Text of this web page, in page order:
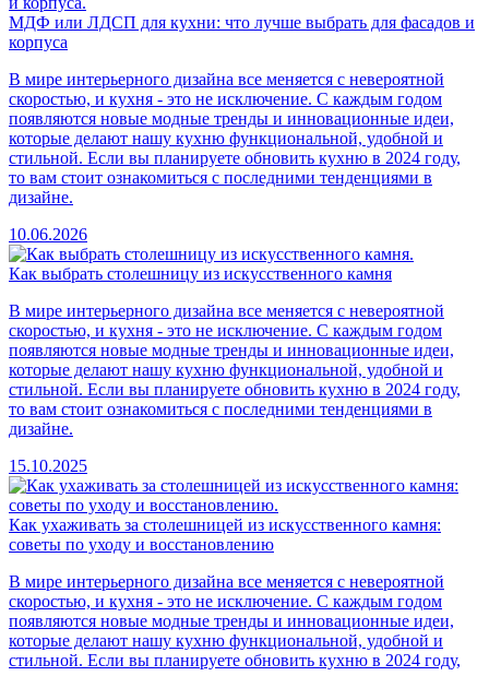
МДФ или ЛДСП для кухни: что лучше выбрать для фасадов и
корпуса
В мире интерьерного дизайна все меняется с невероятной
скоростью, и кухня - это не исключение. С каждым годом
появляются новые модные тренды и инновационные идеи,
которые делают нашу кухню функциональной, удобной и
стильной. Если вы планируете обновить кухню в 2024 году,
то вам стоит ознакомиться с последними тенденциями в
дизайне.
10.06.2026
Как выбрать столешницу из искусственного камня
В мире интерьерного дизайна все меняется с невероятной
скоростью, и кухня - это не исключение. С каждым годом
появляются новые модные тренды и инновационные идеи,
которые делают нашу кухню функциональной, удобной и
стильной. Если вы планируете обновить кухню в 2024 году,
то вам стоит ознакомиться с последними тенденциями в
дизайне.
15.10.2025
Как ухаживать за столешницей из искусственного камня:
советы по уходу и восстановлению
В мире интерьерного дизайна все меняется с невероятной
скоростью, и кухня - это не исключение. С каждым годом
появляются новые модные тренды и инновационные идеи,
которые делают нашу кухню функциональной, удобной и
стильной. Если вы планируете обновить кухню в 2024 году,